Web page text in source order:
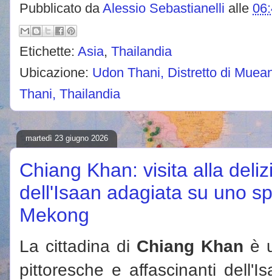
Pubblicato daAlessio Sebastianelli alle
Etichette: Asia, Thailandia
Ubicazione: Udon Thani, Distretto di
Thani, Thailandia
martedì 23 giugno 2026
Chiang Khan: visita alla
dell'Isaan adagiata su uno
Mekong
La cittadina di Chiang Khan è
pittoresche e affascinanti